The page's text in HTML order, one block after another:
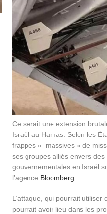
Ce serait une extension
Israël au Hamas. Selon les
frappes «
massives » de
ses groupes alliés envers des
gouvernementales en Israël
l’agence Bloomberg.
L’attaque, qui pourrait utiliser
pourrait avoir lieu dans les